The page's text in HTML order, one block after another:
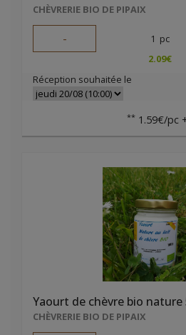
CHÈVRERIE BIO DE PIPAIX
- 1 pc
2.09€
Réception souhaitée le
** 1.59€/pc
Yaourt de chèvre bio nature
CHÈVRERIE BIO DE PIPAIX